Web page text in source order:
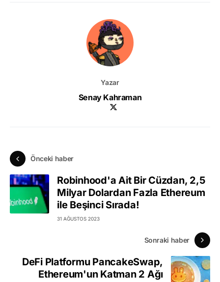
Yazar
Senay Kahraman
Önceki haber
Robinhood'a Ait Bir Cüzdan, 2,5
Milyar Dolardan Fazla Ethereum
ile Beşinci Sırada!
31 AĞUSTOS 2023
Sonraki haber
DeFi Platformu PancakeSwap,
Ethereum'un Katman 2 Ağı